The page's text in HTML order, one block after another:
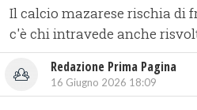
Il calcio mazarese rischia di
c'è chi intravede anche
Redazione Prima Pagina
16 Giugno 2026 18:09